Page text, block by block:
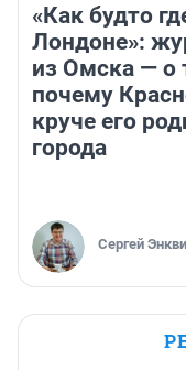
«Как будто
Лондоне»:
из Омска — о
почему
круче его
города
Сергей